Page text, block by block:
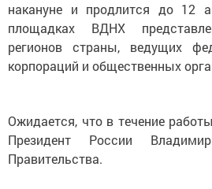
накануне и продлится до 12
площадках ВДНХ
регионов страны, ведущих
корпораций и общественных
Ожидается, что в течение
Президент России
Правительства.